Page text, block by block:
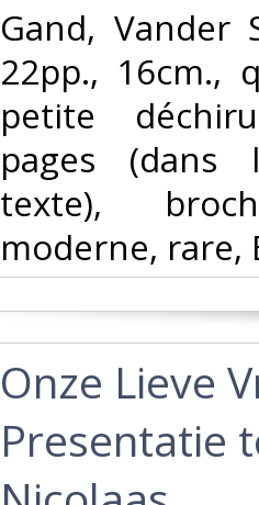
‎Gand, Vander
22pp., 16cm.,
petite
pages
texte),
moderne, rare,
‎Onze Lieve
Presentatie